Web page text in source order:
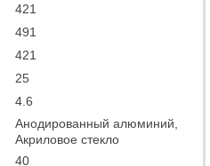
421
491
421
25
4.6
Анодированный алюминий,
Акриловое стекло
40